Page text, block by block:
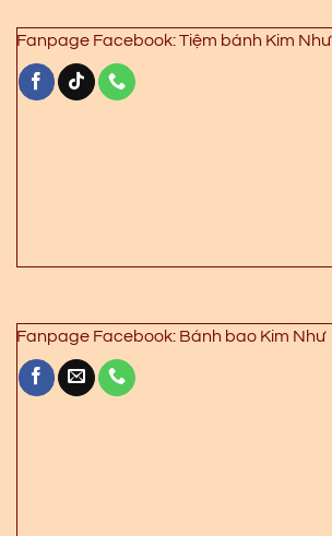
Fanpage Facebook: Tiệm bánh Kim Như
Fanpage Facebook: Bánh bao Kim Như